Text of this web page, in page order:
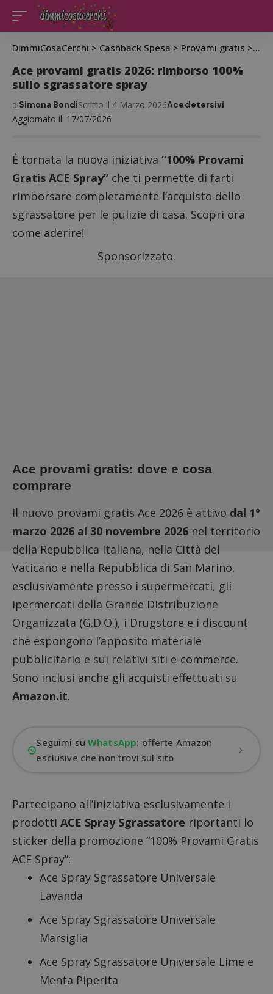
DimmiCosaCerchi > Cashback Spesa > Provami gratis >
Ace provami gratis 2026: rimborso 100%
sullo sgrassatore spray
Aggiornato il: 17/07/2026
diSimona BondiScritto il 4 Marzo 2026Acedetersivi
È tornata la nuova iniziativa “100% Provami
Gratis ACE Spray” che ti permette di farti
rimborsare completamente l’acquisto dello
sgrassatore per le pulizie di casa. Scopri ora
come aderire!
Sponsorizzato:
Ace provami gratis: dove e cosa
comprare
Il nuovo provami gratis Ace 2026 è attivo dal 1°
marzo 2026 al 30 novembre 2026 nel territorio
della Repubblica Italiana, nella Città del
Vaticano e nella Repubblica di San Marino,
esclusivamente presso i supermercati, gli
ipermercati della Grande Distribuzione
Organizzata (G.D.O.), i Drugstore e i discount
che espongono l’apposito materiale
pubblicitario e sui relativi siti e-commerce.
Sono inclusi anche gli acquisti effettuati su
Amazon.it.
Seguimi suWhatsApp: offerte Amazon
esclusive che non trovi sul sito
Partecipano all’iniziativa esclusivamente i
prodotti ACE Spray Sgrassatore riportanti lo
sticker della promozione “100% Provami Gratis
ACE Spray”:
Ace Spray Sgrassatore Universale
Lavanda
Ace Spray Sgrassatore Universale
Marsiglia
Ace Spray Sgrassatore Universale Lime e
Menta Piperita